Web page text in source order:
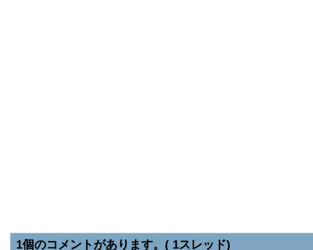
1個のコメントがあります。( 1スレッド)